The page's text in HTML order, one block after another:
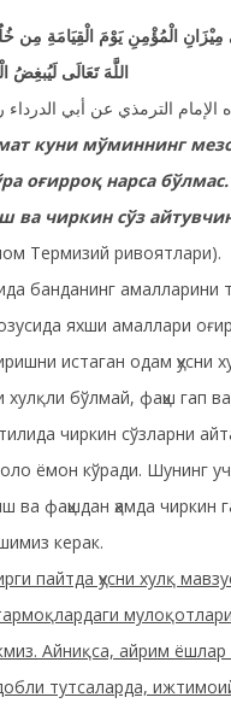
الْمُؤْمِنِ يَوْمَ الْقِيَامَةِ مِن
اللَّهَ تَعَالَى لَيُبغِضُ
куни мўминнинг
оғирроқ нарса
ва чиркин сўз
Термизий ривоятлари).
банданинг амалларини
яхши амаллари
истаган одам ҳусни
хулқли бўлмай, фаҳш гап
чиркин сўзларни
ёмон кўради. Шунинг
ва фаҳшдан ҳамда чиркин
керак.
пайтда ҳусни хулқ
Айниқса, айрим ёшлар
тутсаларда,